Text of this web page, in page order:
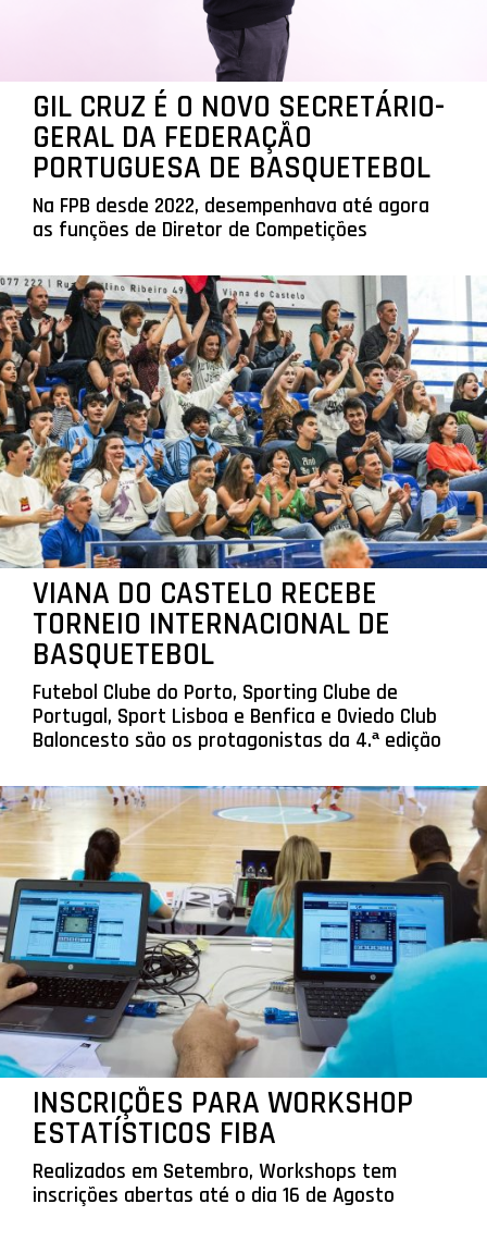
GIL CRUZ É O NOVO SECRETÁRIO-
GERAL DA FEDERAÇÃO
PORTUGUESA DE BASQUETEBOL
Na FPB desde 2022, desempenhava até agora
as funções de Diretor de Competições
VIANA DO CASTELO RECEBE
TORNEIO INTERNACIONAL DE
BASQUETEBOL
Futebol Clube do Porto, Sporting Clube de
Portugal, Sport Lisboa e Benfica e Oviedo Club
Baloncesto são os protagonistas da 4.ª edição
INSCRIÇÕES PARA WORKSHOP
ESTATÍSTICOS FIBA
Realizados em Setembro, Workshops tem
inscrições abertas até o dia 16 de Agosto